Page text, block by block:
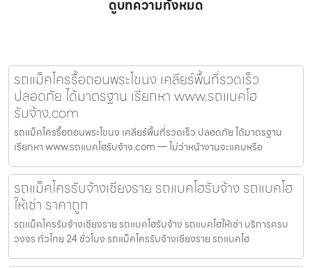
ดูบทความทั้งหมด
รถแม็คโครรื้อถอนพระโขนง เคลียร์พื้นที่รวดเร็ว
ปลอดภัย ได้มาตรฐาน เรียกหา www.รถแบคโฮ
รับจ้าง.com
รถแม็คโครรื้อถอนพระโขนง เคลียร์พื้นที่รวดเร็ว ปลอดภัย ได้มาตรฐาน
เรียกหา www.รถแบคโฮรับจ้าง.com — ไม่ว่าหน้างานจะแคบหรือ
รถแม็คโครรับจ้างเชียงราย รถแบคโฮรับจ้าง รถแบคโฮ
ให้เช่า ราคาถูก
รถแม็คโครรับจ้างเชียงราย รถแบคโฮรับจ้าง รถแบคโฮให้เช่า บริการครบ
วงจร ทั่วไทย 24 ชั่วโมง รถแม็คโครรับจ้างเชียงราย รถแบคโฮ